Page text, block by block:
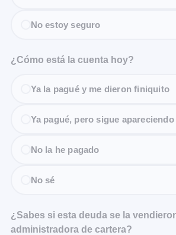
No estoy seguro
¿Cómo está la cuenta hoy?
Ya la pagué y me dieron finiquito
Ya pagué, pero sigue
No la he pagado
No sé
¿Sabes si esta deuda se la
administradora de cartera?